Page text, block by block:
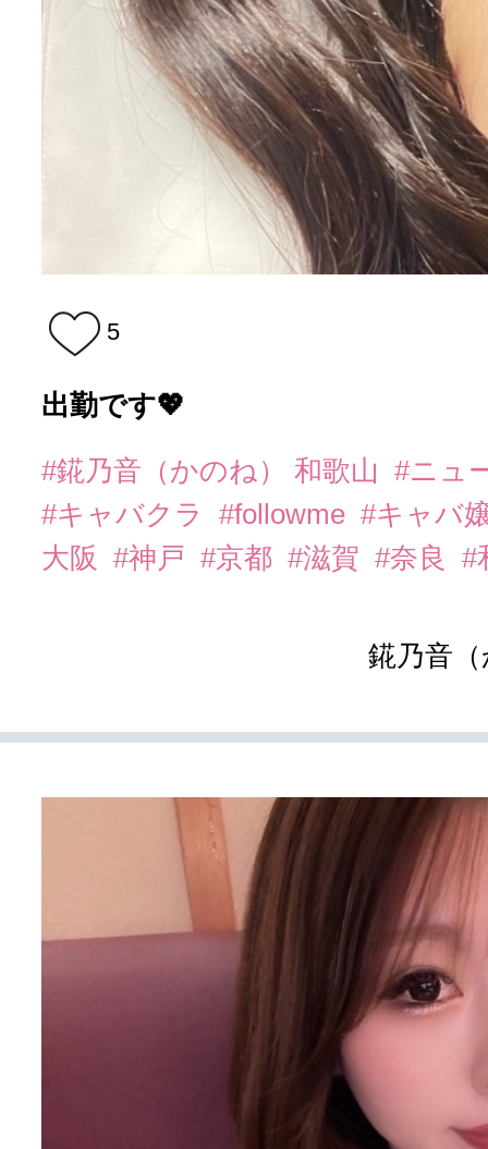
5
出勤です💖
#錵乃音（かのね） 和歌山
#ニュ
#キャバクラ
#followme #キャバ
大阪
#神戸 #京都 #滋賀 #奈良 #
錵乃音